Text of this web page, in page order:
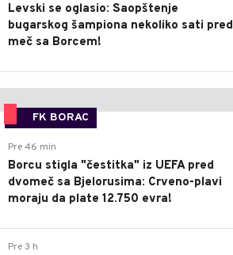
Levski se oglasio: Saopštenje
bugarskog šampiona nekoliko sati pred
meč sa Borcem!
FK BORAC
Pre 46 min
Borcu stigla "čestitka" iz UEFA pred
dvomeč sa Bjelorusima: Crveno-plavi
moraju da plate 12.750 evra!
Pre 3 h